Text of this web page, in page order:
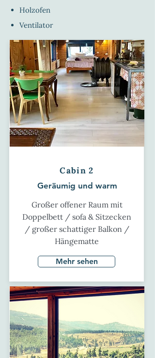
Holzofen
Ventilator
Cabin 2
Geräumig und warm
Großer offener Raum mit
Doppelbett / sofa & Sitzecken
/ großer schattiger Balkon /
Hängematte
Mehr sehen